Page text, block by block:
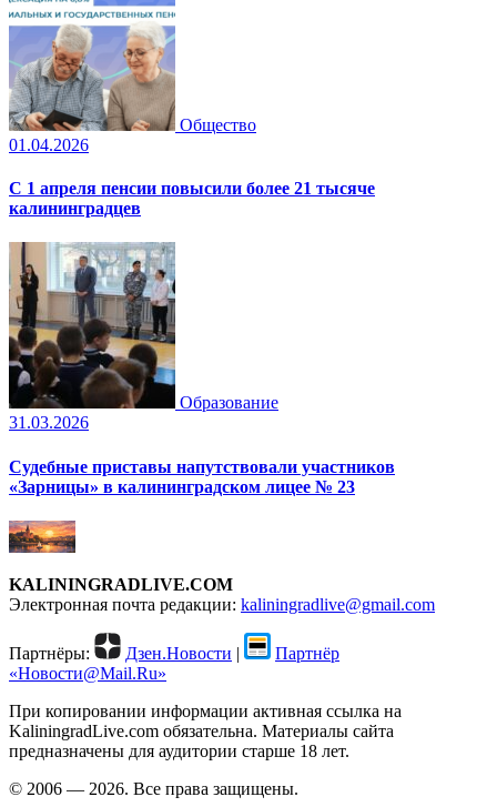
Общество
01.04.2026
С 1 апреля пенсии повысили более 21 тысяче
калининградцев
Образование
31.03.2026
Судебные приставы напутствовали участников
«Зарницы» в калининградском лицее № 23
KALININGRADLIVE.COM
Электронная почта редакции: kaliningradlive@gmail.com
Партнёры: Дзен.Новости |
Партнёр
«Новости@Mail.Ru»
При копировании информации активная ссылка на
KaliningradLive.com обязательна. Материалы сайта
предназначены для аудитории старше 18 лет.
© 2006 — 2026. Все права защищены.